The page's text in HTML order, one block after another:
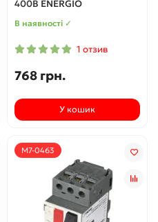
400В ENERGIO
В наявності ✓
1 отзив
768 грн.
У кошик
M7-0463